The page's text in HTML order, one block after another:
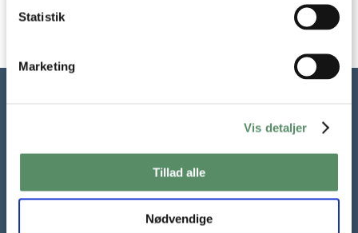
Statistik
Marketing
Vis detaljer
Tillad alle
Nødvendige